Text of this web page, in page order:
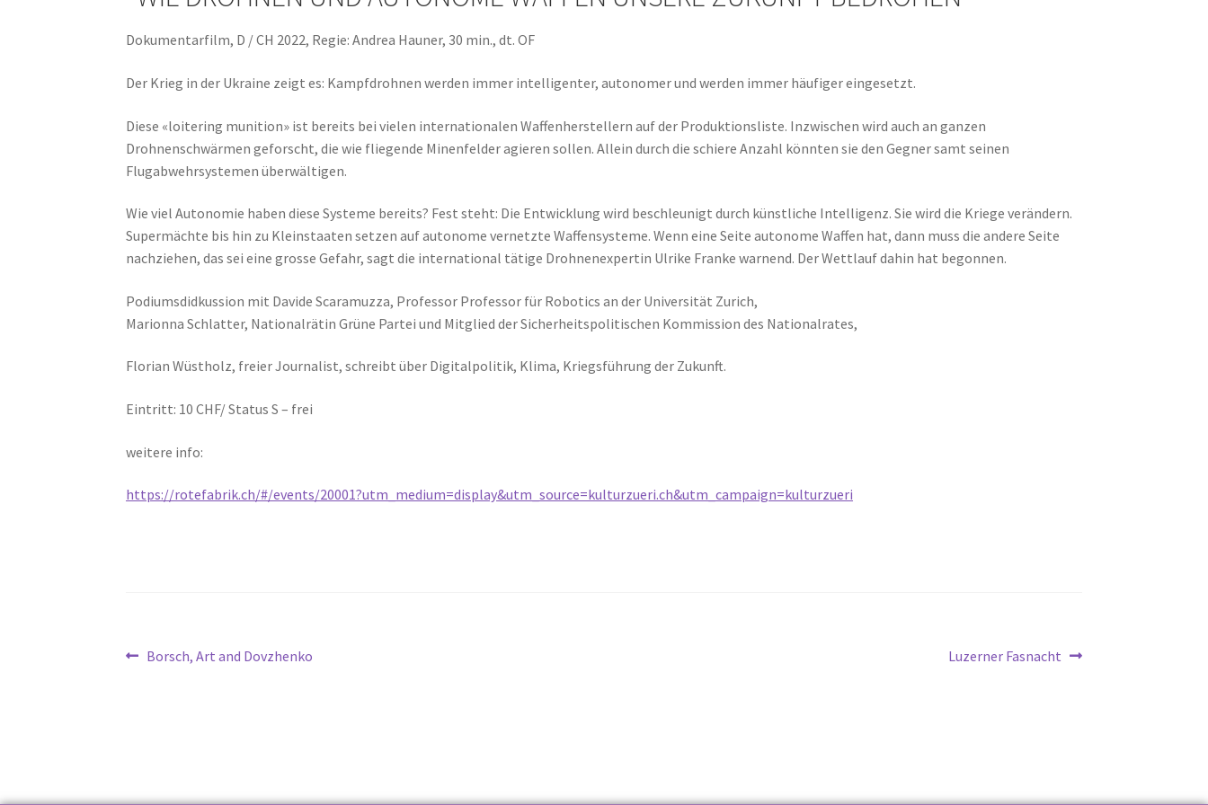
Dokumentarfilm, D / CH 2022, Regie: Andrea Hauner, 30 min., dt. OF
Der Krieg in der Ukraine zeigt es: Kampfdrohnen werden immer intelligenter, autonomer und werden immer häufiger eingesetzt.
Diese «loitering munition» ist bereits bei vielen internationalen Waffenherstellern auf der Produktionsliste. Inzwischen wird auch an ganzen
Drohnenschwärmen geforscht, die wie fliegende Minenfelder agieren sollen. Allein durch die schiere Anzahl könnten sie den Gegner samt seinen
Flugabwehrsystemen überwältigen.
Wie viel Autonomie haben diese Systeme bereits? Fest steht: Die Entwicklung wird beschleunigt durch künstliche Intelligenz. Sie wird die Kriege verändern.
Supermächte bis hin zu Kleinstaaten setzen auf autonome vernetzte Waffensysteme. Wenn eine Seite autonome Waffen hat, dann muss die andere Seite
nachziehen, das sei eine grosse Gefahr, sagt die international tätige Drohnenexpertin Ulrike Franke warnend. Der Wettlauf dahin hat begonnen.
Podiumsdidkussion mit Davide Scaramuzza, Professor Professor für Robotics an der Universität Zurich,
Marionna Schlatter, Nationalrätin Grüne Partei und Mitglied der Sicherheitspolitischen Kommission des Nationalrates,
Florian Wüstholz, freier Journalist, schreibt über Digitalpolitik, Klima, Kriegsführung der Zukunft.
Eintritt: 10 CHF/ Status S – frei
weitere info:
https://rotefabrik.ch/#/events/20001?utm_medium=display&utm_source=kulturzueri.ch&utm_campaign=kulturzueri
Borsch, Art and Dovzhenko Luzerner Fasnacht